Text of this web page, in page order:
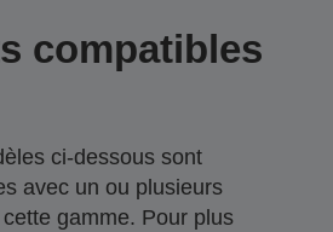
compatibles
ci-dessous sont
avec un ou plusieurs
gamme. Pour plus